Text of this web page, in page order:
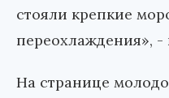
стояли крепкие
переохлаждения», -
На странице